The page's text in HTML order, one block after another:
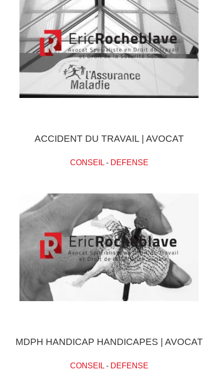
ACCIDENT DU TRAVAIL | AVOCAT
CONSEIL- DEFENSE
MDPH HANDICAP HANDICAPES | AVOCAT
CONSEIL- DEFENSE